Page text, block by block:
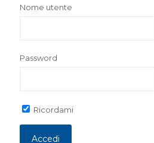
Nome utente
Password
Ricordami